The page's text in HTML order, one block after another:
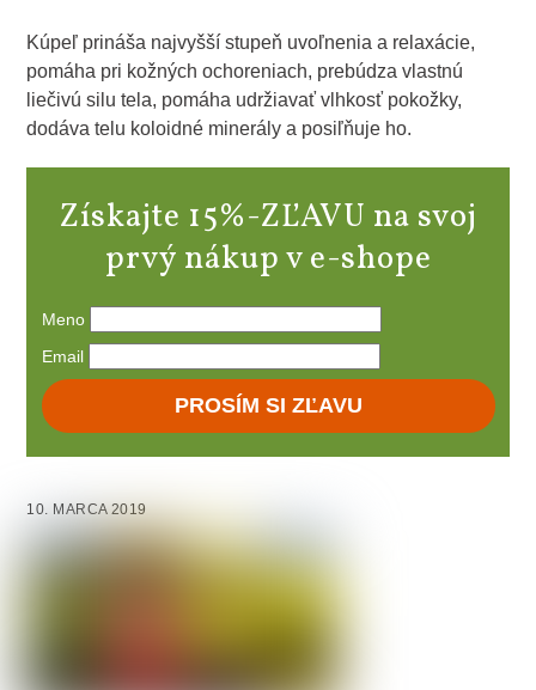
Kúpeľ prináša najvyšší stupeň uvoľnenia a relaxácie,
pomáha pri kožných ochoreniach, prebúdza vlastnú
liečivú silu tela, pomáha udržiavať vlhkosť pokožky,
dodáva telu koloidné minerály a posiľňuje ho.
Získajte 15%-ZĽAVU na svoj
prvý nákup v e-shope
Meno
Email
PROSÍM SI ZĽAVU
10. MARCA 2019